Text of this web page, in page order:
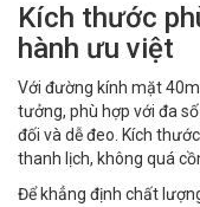
Kích thước
hành ưu việt
Với đường kính mặt
tưởng, phù hợp với đa
đối và dễ đeo. Kích
thanh lịch, không quá
Để khẳng định chất